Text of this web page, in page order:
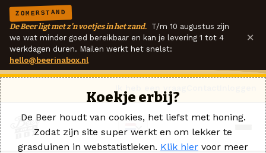
ZOMERSTAND
De Beer ligt met z'n voetjes in het zand. T/m 10 augustus zijn
we wat minder goed bereikbaar en kan je levering 1 tot 4
werkdagen duren. Mailen werkt het snelst:
hello@beerinabox.nl
×
Koekje erbij?
De Beer houdt van cookies, het liefst met honing.
Zodat zijn site super werkt en om lekker te
grasduinen in webstatistieken. Klik hier voor meer